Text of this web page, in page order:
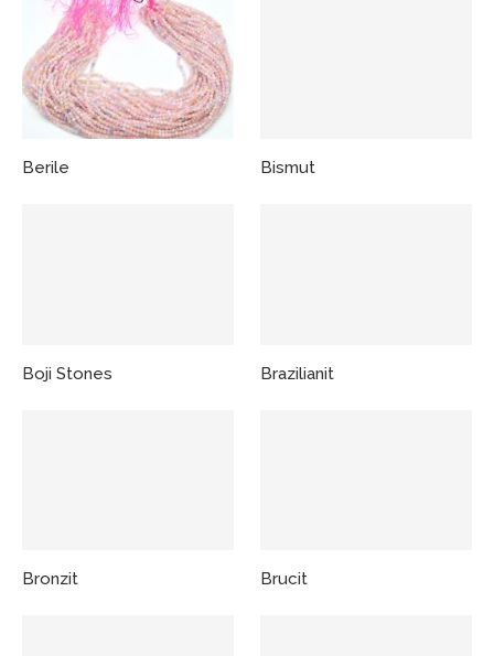
Berile Bismut
Boji Stones Brazilianit
Bronzit Brucit